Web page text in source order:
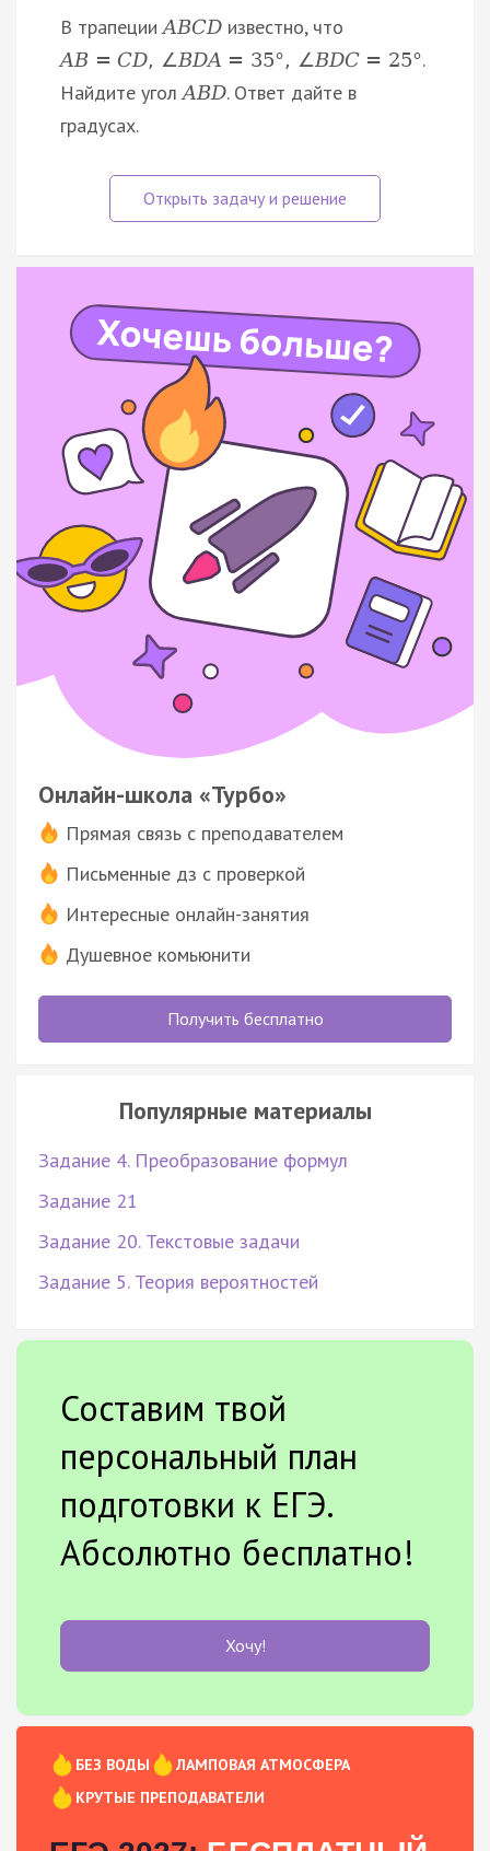
В трапецииABCD известно, что
AB = CD, ∠BDA = 35°, ∠BDC = 25°.
Найдите уголABD. Ответ дайте в
градусах.
Онлайн-школа «Турбо»
Прямая связь с преподавателем
Письменные дз с проверкой
Интересные онлайн-занятия
Душевное комьюнити
Получить бесплатно
Популярные материалы
Задание 4. Преобразование формул
Задание 21
Задание 20. Текстовые задачи
Задание 5. Теория вероятностей
Составим твой
персональный план
подготовки к ЕГЭ.
Абсолютно бесплатно!
Хочу!
БЕЗ ВОДЫ
ЛАМПОВАЯ АТМОСФЕРА
КРУТЫЕ ПРЕПОДАВАТЕЛИ